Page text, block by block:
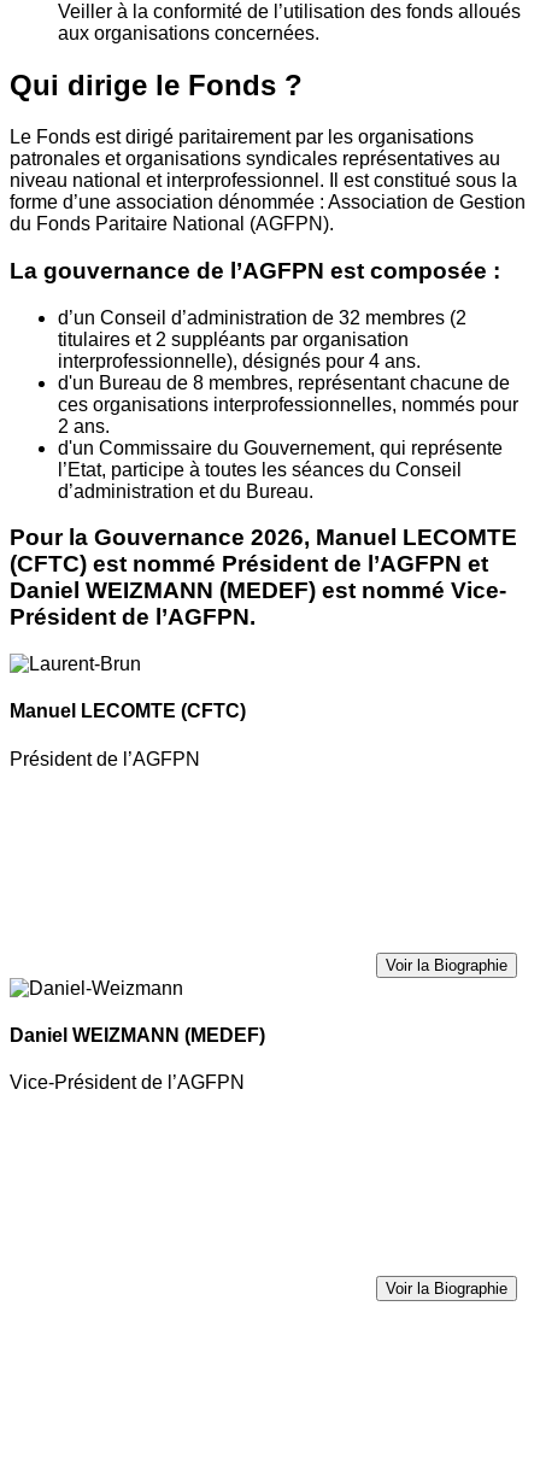
Veiller à la conformité de l’utilisation des fonds alloués
aux organisations concernées.
Qui dirige le Fonds ?
Le Fonds est dirigé paritairement par les organisations
patronales et organisations syndicales représentatives au
niveau national et interprofessionnel. Il est constitué sous la
forme d’une association dénommée : Association de Gestion
du Fonds Paritaire National (AGFPN).
La gouvernance de l’AGFPN est composée :
d’un Conseil d’administration de 32 membres (2
titulaires et 2 suppléants par organisation
interprofessionnelle), désignés pour 4 ans.
d'un Bureau de 8 membres, représentant chacune de
ces organisations interprofessionnelles, nommés pour
2 ans.
d'un Commissaire du Gouvernement, qui représente
l’Etat, participe à toutes les séances du Conseil
d’administration et du Bureau.
Pour la Gouvernance 2026, Manuel LECOMTE
(CFTC) est nommé Président de l’AGFPN et
Daniel WEIZMANN (MEDEF) est nommé Vice-
Président de l’AGFPN.
Manuel LECOMTE (CFTC)
Président de l’AGFPN
Voir la Biographie
Daniel WEIZMANN (MEDEF)
Vice-Président de l’AGFPN
Voir la Biographie